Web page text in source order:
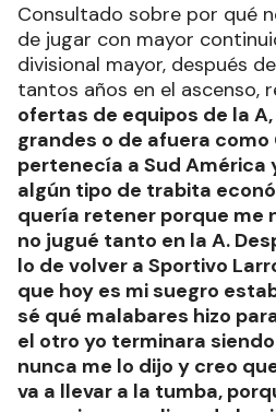
Consultado sobre por qué
de jugar con mayor
divisional mayor, después
tantos años en el ascenso,
ofertas de equipos de la
grandes o de afuera como
pertenecía a Sud América
algún tipo de trabita
quería retener porque me
no jugué tanto en la A.
lo de volver a Sportivo
que hoy es mi suegro
sé qué malabares hizo
el otro yo terminara
nunca me lo dijo y creo
va a llevar a la tumba,